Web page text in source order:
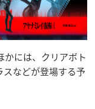
かには、クリアボト
などが登場する予